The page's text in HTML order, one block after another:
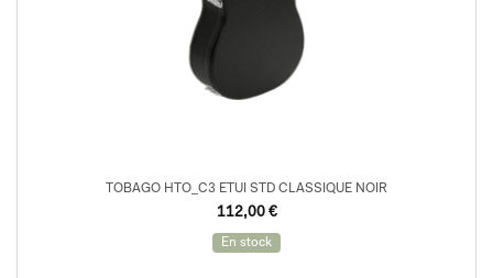
TOBAGO HTO_C3 ETUI STD CLASSIQUE NOIR
112,00 €
En stock